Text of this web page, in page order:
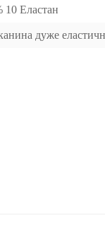
10 Еластан
дуже